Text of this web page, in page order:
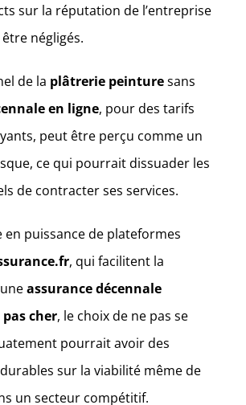
sur la réputation de l’entreprise
négligés.
de la plâtrerie peinturesans
en ligne, pour des tarifs
peut être perçu comme un
ce qui pourrait dissuader les
de contracter ses services.
en puissance de plateformes
, qui facilitent la
assurance décennale
cher, le choix de ne pas se
pourrait avoir des
sur la viabilité même de
un secteur compétitif.